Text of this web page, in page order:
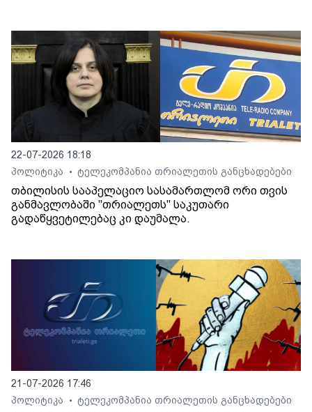
22-07-2026 18:18
პოლიტიკა
• ტელეკომპანია თრიალეთის განცხადებები
თბილისის სააპელაციო სასამართლომ ორი თვის
განმავლობაში "თრიალეთს" საკუთარი
გადაწყვეტილებაც კი დაუმალა.
21-07-2026 17:46
პოლიტიკა
• ტელეკომპანია თრიალეთის განცხადებები